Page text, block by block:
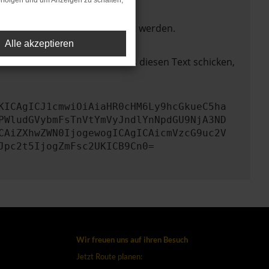
nicht mehr unterstützt werden.
zu beheben. Du kannst uns diesen Text schicken,
Wir freuen uns auf ihren Besuch
Jetzt Route planen:
Alle akzeptieren